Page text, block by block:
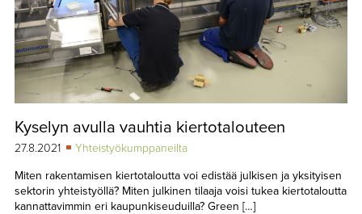
Kyselyn avulla vauhtia kiertotalouteen
27.8.2021
Yhteistyökumppaneilta
Miten rakentamisen kiertotaloutta voi edistää julkisen ja yksityisen
sektorin yhteistyöllä? Miten julkinen tilaaja voisi tukea kiertotaloutta
kannattavimmin eri kaupunkiseuduilla? Green […]